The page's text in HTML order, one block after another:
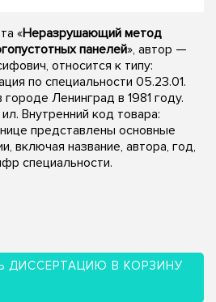
«Неразрушающий метод
панелей», автор —
относится к типу:
по специальности 05.23.01.
Ленинград в 1981 году.
Внутренний код товара:
представлены основные
включая название, автора, год,
специальности.
ДИССЕРТАЦИЮ В КОРЗИНУ